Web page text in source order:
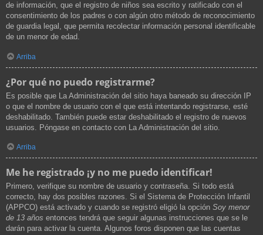
de información, que el registro de niños sea escrito y ratificado con el
consentimiento de los padres o con algún otro método de reconocimiento
de guardia legal, que permita recolectar información personal identificable
de un menor de edad.
Arriba
¿Por qué no puedo registrarme?
Es posible que La Administración del sitio haya baneado su dirección IP
o que el nombre de usuario con el que está intentando registrarse, esté
deshabilitado. También puede estar deshabilitado el registro de nuevos
usuarios. Póngase en contacto con La Administración del sitio.
Arriba
Me he registrado ¡y no me puedo identificar!
Primero, verifique su nombre de usuario y contraseña. Si todo está
correcto, hay dos posibles razones. Si el Sistema de Protección Infantil
(APPCO) está activado y cuando se registró eligió la opción Soy menor
de 13 años entonces tendrá que seguir algunas instrucciones que se le
darán para activar la cuenta. Algunos foros disponen que las cuentas